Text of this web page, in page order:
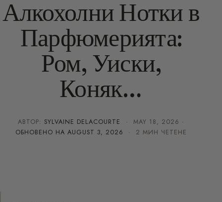
Алкохолни Нотки в
Парфюмерията:
Ром, Уиски,
Коняк…
АВТОР: SYLVAINE DELACOURTE · MAY 18, 2026 ·
ОБНОВЕНО НА AUGUST 3, 2026 · 2 МИН ЧЕТЕНЕ